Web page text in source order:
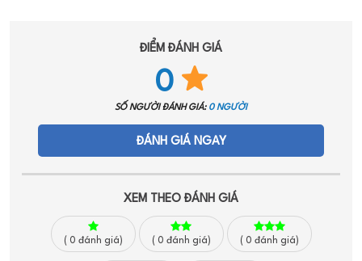
ĐIỂM ĐÁNH GIÁ
0
SỐ NGƯỜI ĐÁNH GIÁ: 0 NGƯỜI
ĐÁNH GIÁ NGAY
XEM THEO ĐÁNH GIÁ
( 0 đánh giá) ( 0 đánh giá) ( 0 đánh giá)